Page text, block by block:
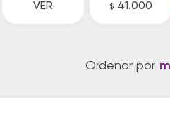
VER $ 41.000
Ordenar por